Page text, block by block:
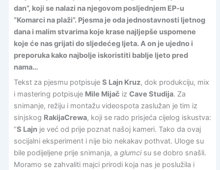
dan”, koji se nalazi na njegovom posljednjem EP-u
“Komarci na plaži”. Pjesma je oda jednostavnosti ljetnog
dana i malim stvarima koje krase najljepše uspomene
koje će nas grijati do sljedećeg ljeta. A on je ujedno i
preporuka kako najbolje iskoristiti bablje ljeto pred
nama…
Tekst za pjesmu potpisuje S Lajn Kruz, dok produkciju, mix
i mastering potpisuje Mile Mijač iz Cave Studija. Za
snimanje, režiju i montažu videospota zaslužan je tim iz
sinjskog RakijaCrewa, koji se rado prisjeća cijelog iskustva:
“S Lajnje već od prije poznat našoj kameri. Tako da ovaj
socijalni eksperiment i nije bio nekakav pothvat. Uloge su
bile podijeljene prije snimanja, a glumcisu se dobro snašli.
Moramo se zahvaliti majci prirodi koja nas je poslužila i